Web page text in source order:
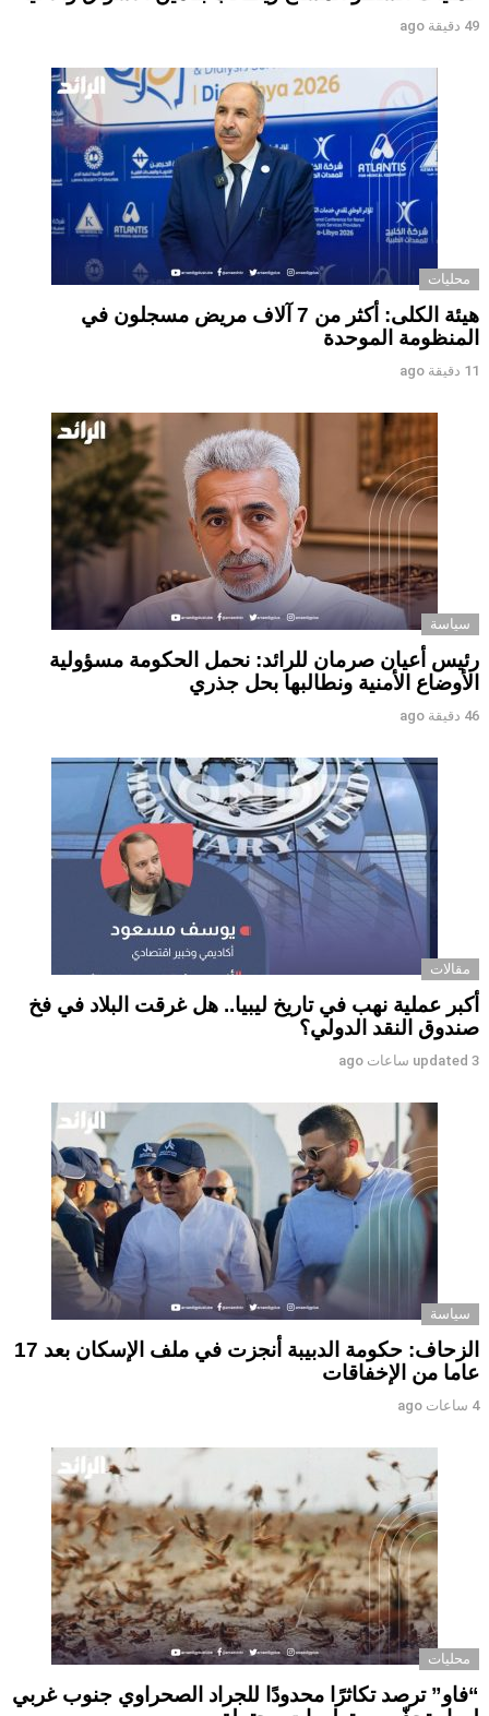
49 دقيقة ago
محليات
هيئة الكلى: أكثر من 7 آلاف مريض مسجلون في
المنظومة الموحدة
11 دقيقة ago
سياسة
رئيس أعيان صرمان للرائد: نحمل الحكومة مسؤولية
الأوضاع الأمنية ونطالبها بحل جذري
46 دقيقة ago
مقالات
أكبر عملية نهب في تاريخ ليبيا.. هل غرقت البلاد في فخ
صندوق النقد الدولي؟
updated 3 ساعات ago
سياسة
الزحاف: حكومة الدبيبة أنجزت في ملف الإسكان بعد 17
عاما من الإخفاقات
4 ساعات ago
محليات
“فاو” ترصد تكاثرًا محدودًا للجراد الصحراوي جنوب غربي